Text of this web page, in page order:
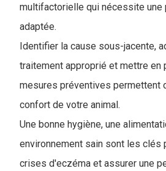
multifactorielle qui nécessite une
adaptée.
Identifier la cause sous-jacente,
traitement approprié et mettre en
mesures préventives permettent
confort de votre animal.
Une bonne hygiène, une
environnement sain sont les clés
crises d'eczéma et assurer une